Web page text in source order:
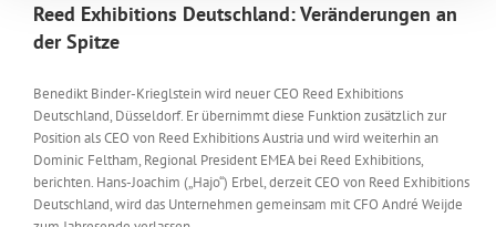
Kontakt
Branche Intern
Messen & Events
Unternehmen
Reed Exhibitions Deutschland: Veränderungen an
der Spitze
Benedikt Binder-Krieglstein wird neuer CEO Reed Exhibitions
Deutschland, Düsseldorf. Er übernimmt diese Funktion zusätzlich zur
Position als CEO von Reed Exhibitions Austria und wird weiterhin an
Dominic Feltham, Regional President EMEA bei Reed Exhibitions,
berichten. Hans-Joachim („Hajo“) Erbel, derzeit CEO von Reed Exhibitions
Deutschland, wird das Unternehmen gemeinsam mit CFO André Weijde